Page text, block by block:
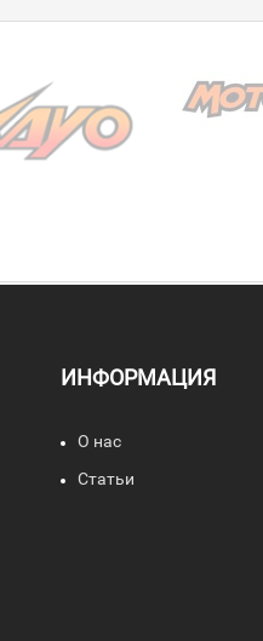
ИНФОРМАЦИЯ
О нас
Статьи